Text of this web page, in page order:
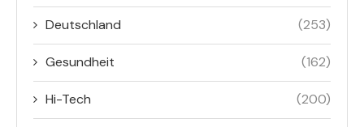
Deutschland (253)
Gesundheit (162)
Hi-Tech (200)